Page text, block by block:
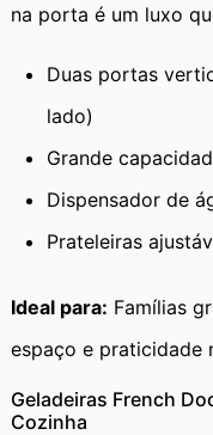
na porta é um luxo
Duas portas
lado)
Grande
Dispensador de
Prateleiras
Ideal para: Famílias
espaço e praticidade
Geladeiras French
Cozinha